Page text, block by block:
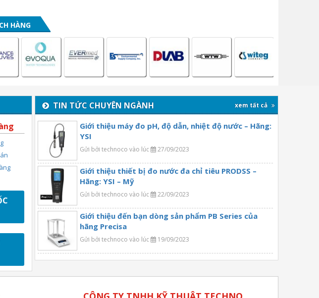
HÀNG
TIN TỨC CHUYÊN NGÀNH xem tất cả
Giới thiệu máy đo pH, độ dẫn, nhiệt độ nước – Hãng:
YSI
Gửi bởi technoco vào lúc 27/09/2023
Giới thiệu thiết bị đo nước đa chỉ tiêu PRODSS –
Hãng: YSI – Mỹ
Gửi bởi technoco vào lúc 22/09/2023
Giới thiệu đến bạn dòng sản phẩm PB Series của
hãng Precisa
Gửi bởi technoco vào lúc 19/09/2023